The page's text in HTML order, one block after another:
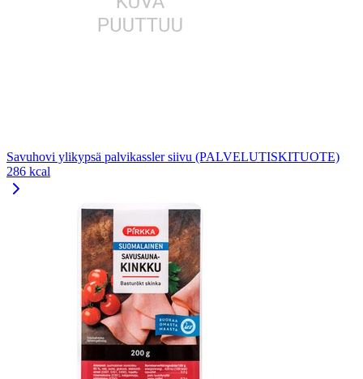
Savuhovi ylikypsä palvikassler siivu (PALVELUTISKITUOTE)
286 kcal